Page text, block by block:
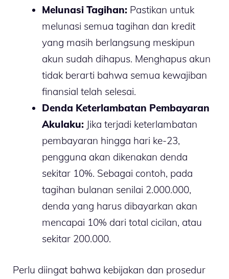
Melunasi Tagihan: Pastikan untuk
melunasi semua tagihan dan kredit
yang masih berlangsung meskipun
akun sudah dihapus. Menghapus akun
tidak berarti bahwa semua kewajiban
finansial telah selesai.
Denda Keterlambatan Pembayaran
Akulaku: Jika terjadi keterlambatan
pembayaran hingga hari ke-23,
pengguna akan dikenakan denda
sekitar 10%. Sebagai contoh, pada
tagihan bulanan senilai 2.000.000,
denda yang harus dibayarkan akan
mencapai 10% dari total cicilan, atau
sekitar 200.000.
Perlu diingat bahwa kebijakan dan prosedur